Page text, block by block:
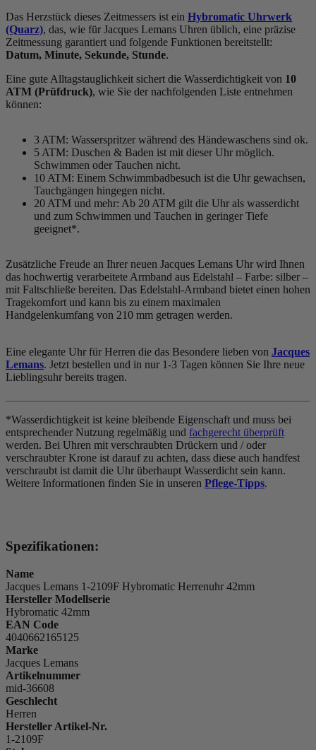
Das Herzstück dieses Zeitmessers ist ein Hybromatic Uhrwerk
(Quarz), das, wie für Jacques Lemans Uhren üblich, eine präzise
Zeitmessung garantiert und folgende Funktionen bereitstellt:
Datum, Minute, Sekunde, Stunde.
Eine gute Alltagstauglichkeit sichert die Wasserdichtigkeit von 10
ATM (Prüfdruck), wie Sie der nachfolgenden Liste entnehmen
können:
3 ATM: Wasserspritzer während des Händewaschens sind ok.
5 ATM: Duschen & Baden ist mit dieser Uhr möglich.
Schwimmen oder Tauchen nicht.
10 ATM: Einem Schwimmbadbesuch ist die Uhr gewachsen,
Tauchgängen hingegen nicht.
20 ATM und mehr: Ab 20 ATM gilt die Uhr als wasserdicht
und zum Schwimmen und Tauchen in geringer Tiefe
geeignet*.
Zusätzliche Freude an Ihrer neuen Jacques Lemans Uhr wird Ihnen
das hochwertig verarbeitete Armband aus Edelstahl – Farbe: silber –
mit Faltschließe bereiten. Das Edelstahl-Armband bietet einen hohen
Tragekomfort und kann bis zu einem maximalen
Handgelenkumfang von 210 mm getragen werden.
Eine elegante Uhr für Herren die das Besondere lieben von Jacques
Lemans. Jetzt bestellen und in nur 1-3 Tagen können Sie Ihre neue
Lieblingsuhr bereits tragen.
*Wasserdichtigkeit ist keine bleibende Eigenschaft und muss bei
entsprechender Nutzung regelmäßig und fachgerecht überprüft
werden. Bei Uhren mit verschraubten Drückern und / oder
verschraubter Krone ist darauf zu achten, dass diese auch handfest
verschraubt ist damit die Uhr überhaupt Wasserdicht sein kann.
Weitere Informationen finden Sie in unseren Pflege-Tipps.
Spezifikationen:
Name
Jacques Lemans 1-2109F Hybromatic Herrenuhr 42mm
Hersteller Modellserie
Hybromatic 42mm
EAN Code
4040662165125
Marke
Jacques Lemans
Artikelnummer
mid-36608
Geschlecht
Herren
Hersteller Artikel-Nr.
1-2109F